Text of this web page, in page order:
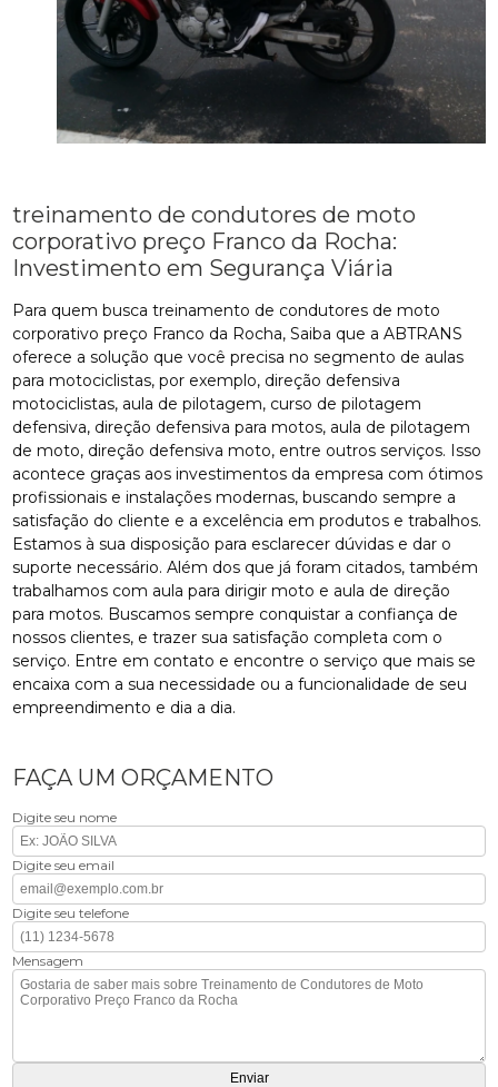
treinamento de condutores de moto
corporativo preço Franco da Rocha:
Investimento em Segurança Viária
Para quem busca treinamento de condutores de moto
corporativo preço Franco da Rocha, Saiba que a ABTRANS
oferece a solução que você precisa no segmento de aulas
para motociclistas, por exemplo, direção defensiva
motociclistas, aula de pilotagem, curso de pilotagem
defensiva, direção defensiva para motos, aula de pilotagem
de moto, direção defensiva moto, entre outros serviços. Isso
acontece graças aos investimentos da empresa com ótimos
profissionais e instalações modernas, buscando sempre a
satisfação do cliente e a excelência em produtos e trabalhos.
Estamos à sua disposição para esclarecer dúvidas e dar o
suporte necessário. Além dos que já foram citados, também
trabalhamos com aula para dirigir moto e aula de direção
para motos. Buscamos sempre conquistar a confiança de
nossos clientes, e trazer sua satisfação completa com o
serviço. Entre em contato e encontre o serviço que mais se
encaixa com a sua necessidade ou a funcionalidade de seu
empreendimento e dia a dia.
FAÇA UM ORÇAMENTO
Digite seu nome
Digite seu email
Digite seu telefone
Mensagem